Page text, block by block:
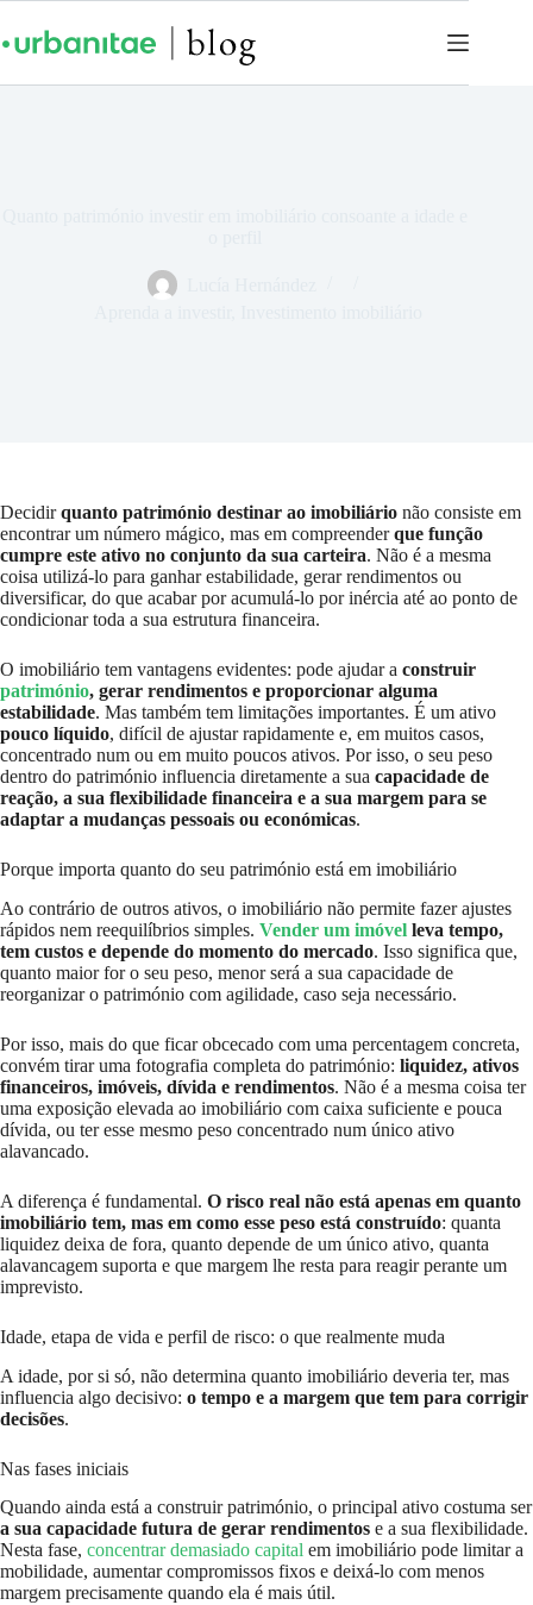
Decidirquanto património destinar ao imobiliário não consiste em
encontrar um número mágico, mas em compreenderque função
cumpre este ativo no conjunto da sua carteira. Não é a mesma
coisa utilizá-lo para ganhar estabilidade, gerar rendimentos ou
diversificar, do que acabar por acumulá-lo por inércia até ao ponto de
condicionar toda a sua estrutura financeira.
O imobiliário tem vantagens evidentes: pode ajudar a construir
património, gerar rendimentos e proporcionar alguma
estabilidade. Mas também tem limitações importantes. É um ativo
pouco líquido, difícil de ajustar rapidamente e, em muitos casos,
concentrado num ou em muito poucos ativos. Por isso, o seu peso
dentro do património influencia diretamente a sua capacidade de
reação, a sua flexibilidade financeira e a sua margem para se
adaptar a mudanças pessoais ou económicas.
Porque importa quanto do seu património está em imobiliário
Ao contrário de outros ativos, o imobiliário não permite fazer ajustes
rápidos nem reequilíbrios simples. Vender um imóvel leva tempo,
tem custos e depende do momento do mercado. Isso significa que,
quanto maior for o seu peso, menor será a sua capacidade de
reorganizar o património com agilidade, caso seja necessário.
Por isso, mais do que ficar obcecado com uma percentagem concreta,
convém tirar uma fotografia completa do património: liquidez, ativos
financeiros, imóveis, dívida e rendimentos. Não é a mesma coisa ter
uma exposição elevada ao imobiliário com caixa suficiente e pouca
dívida, ou ter esse mesmo peso concentrado num único ativo
alavancado.
A diferença é fundamental. O risco real não está apenas em quanto
imobiliário tem, mas em como esse peso está construído: quanta
liquidez deixa de fora, quanto depende de um único ativo, quanta
alavancagem suporta e que margem lhe resta para reagir perante um
imprevisto.
Idade, etapa de vida e perfil de risco: o que realmente muda
A idade, por si só, não determina quanto imobiliário deveria ter, mas
influencia algo decisivo: o tempo e a margem que tem para corrigir
decisões.
Nas fases iniciais
Quando ainda está a construir património, o principal ativo costuma ser
a sua capacidade futura de gerar rendimentos e a sua flexibilidade.
Nesta fase, concentrar demasiado capital em imobiliário pode limitar a
mobilidade, aumentar compromissos fixos e deixá-lo com menos
margem precisamente quando ela é mais útil.